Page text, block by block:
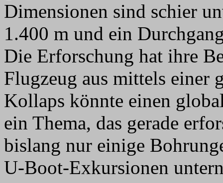
Dimensionen sind schier
1.400 m und ein
Die Erforschung hat ihre
Flugzeug aus mittels einer
Kollaps könnte einen
ein Thema, das gerade
bislang nur einige
U-Boot-Exkursionen